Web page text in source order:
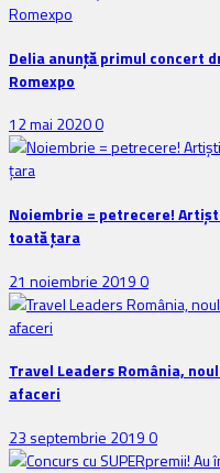
Delia anunţă primul concert
Romexpo
12 mai 20200
Noiembrie = petrecere!
toată țara
21 noiembrie 20190
Travel Leaders România,
afaceri
23 septembrie 20190